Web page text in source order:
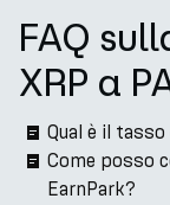
FAQ
XRP a
Qual è il
Come posso
EarnPark?